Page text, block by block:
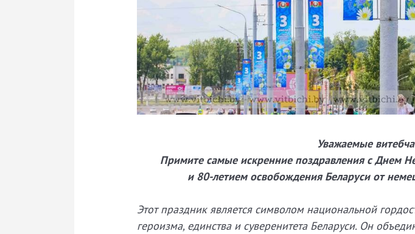
Уважаемые
Примите самые искренние поздравления с Днем
и 80-летием освобождения Беларуси от
Этот праздник является символом национальной
героизма, единства и суверенитета Беларуси. Он